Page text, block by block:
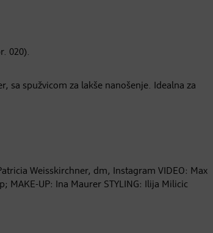
020).
sa spužvicom za lakše nanošenje. Idealna za
Weisskirchner, dm, Instagram VIDEO: Max
MAKE-UP: Ina Maurer STYLING: Ilija Milicic